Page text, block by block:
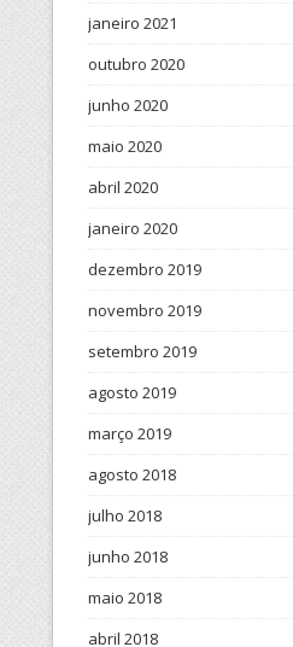
janeiro 2021
outubro 2020
junho 2020
maio 2020
abril 2020
janeiro 2020
dezembro 2019
novembro 2019
setembro 2019
agosto 2019
março 2019
agosto 2018
julho 2018
junho 2018
maio 2018
abril 2018